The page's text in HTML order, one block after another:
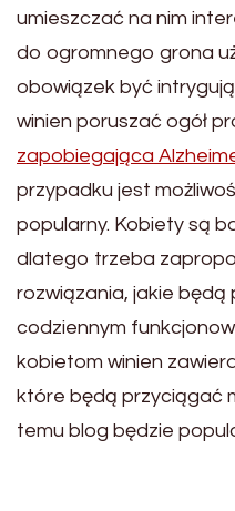
umieszczać na nim
do ogromnego grona
obowiązek być
winien poruszać ogół
zapobiegająca
przypadku jest
popularny. Kobiety są
dlatego trzeba
rozwiązania, jakie
codziennym
kobietom winien
które będą przyciągać
temu blog będzie